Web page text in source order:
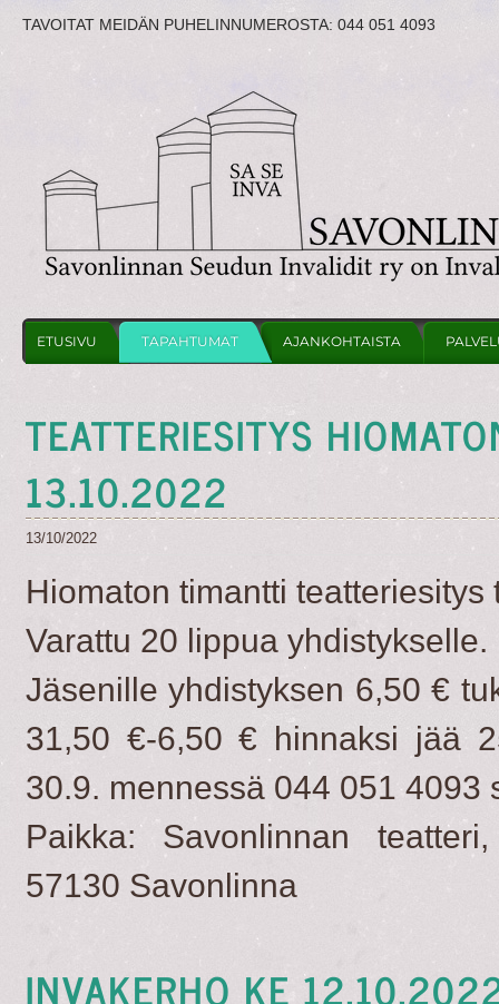
TAVOITAT MEIDÄN PUHELINNUMEROSTA: 044 051 4093
ETUSIVU TAPAHTUMAT AJANKOHTAISTA
TEATTERIESITYS
13.10.2022
13/10/2022
Hiomaton timantti
Varattu 20 lippua yhdistykselle.
Jäsenille yhdistyksen 6,50 €
31,50 €-6,50 € hinnaksi jää
30.9. mennessä 044 051 4093
Paikka: Savonlinnan
57130 Savonlinna
INVAKERHO KE